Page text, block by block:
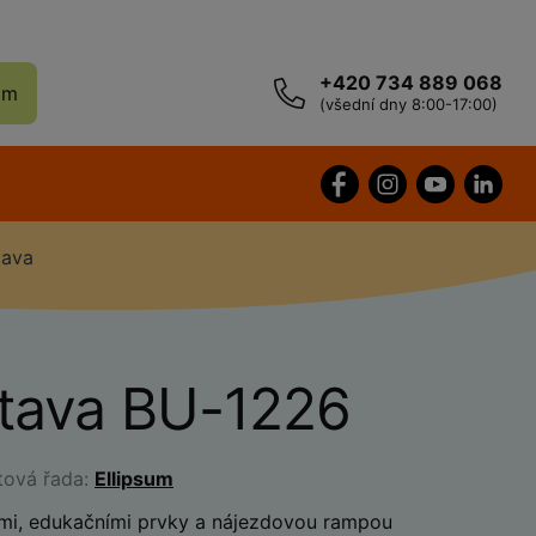
+420 734 889 068
(všední dny 8:00-17:00)
BU-1226
řada: Ellipsum
edukačními prvky a nájezdovou rampou